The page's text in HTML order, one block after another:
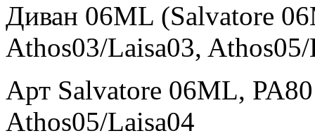
Диван 06ML (Salvatore
Athos03/Laisa03,
Арт Salvatore 06ML,
Athos05/Laisa04